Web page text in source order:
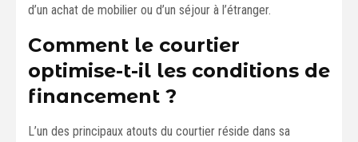
d’un achat de mobilier ou d’un séjour à l’étranger.
Comment le courtier
optimise-t-il les conditions de
financement ?
L’un des principaux atouts du courtier réside dans sa